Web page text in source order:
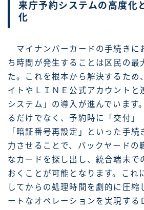
来庁予約システムの高度化
化
マイナンバーカードの手続きに
ち時間が発生することは区民の最
た。これを根本から解決するため
イトやＬＩＮＥ公式アカウントと
システム」の導入が進んでいます
るだけでなく、予約時に「交付」
「暗証番号再設定」といった手続
力させることで、バックヤードの
なカードを探し出し、統合端末で
おくことが可能となります。これ
してからの処理時間を劇的に圧縮
ートなオペレーションを実現する